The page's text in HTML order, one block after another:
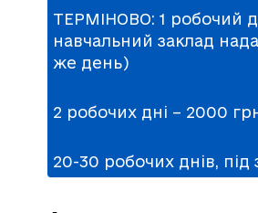
ТЕРМІНОВО: 1 робочий
навчальний заклад
же день)
2 робочих дні – 2000
20-30 робочих днів, під